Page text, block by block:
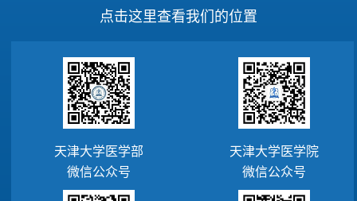
点击这里查看我们的位置
天津大学医学部
微信公众号
天津大学医学院
微信公众号